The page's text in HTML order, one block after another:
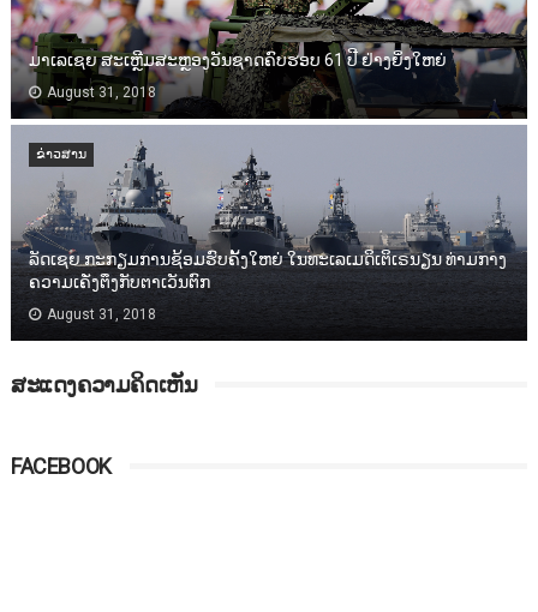
ມາເລເຊຍ ສະເຫຼີມສະຫຼອງວັນຊາດຄົບຮອບ 61 ປີ ຢ່າງຍິ່ງໃຫຍ່
August 31, 2018
ຂ່າວສານ
ລັດເຊຍ ກະກຽມການຊ້ອມຮົບຄັ້ງໃຫຍ່ ໃນທະເລເມດິເຕິເຣນຽນ ທ່າມກາງ
ຄວາມເຄັ່ງຕຶງກັບຕາເວັນຕົກ
August 31, 2018
ສະແດງຄວາມຄິດເຫັນ
FACEBOOK